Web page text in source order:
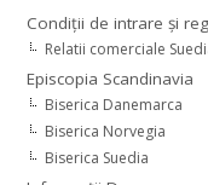
Condiţii de intrare şi
Relatii comerciale
Episcopia Scandinavia
Biserica Danemarca
Biserica Norvegia
Biserica Suedia